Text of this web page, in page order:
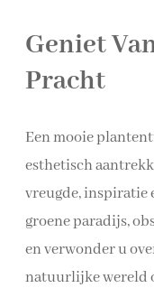
Geniet
Pracht
Een mooie
esthetisch
vreugde, inspiratie
groene paradijs,
en verwonder u
natuurlijke wereld